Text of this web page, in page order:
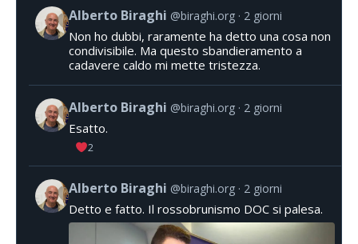
Alberto Biraghi @biraghi.org 2 giorni
Non ho dubbi, raramente ha detto una cosa non
condivisibile. Ma questo sbandieramento a
cadavere caldo mi mette tristezza.
Alberto Biraghi @biraghi.org 2 giorni
Esatto.
2
Alberto Biraghi @biraghi.org 2 giorni
Detto e fatto. Il rossobrunismo DOC si palesa.